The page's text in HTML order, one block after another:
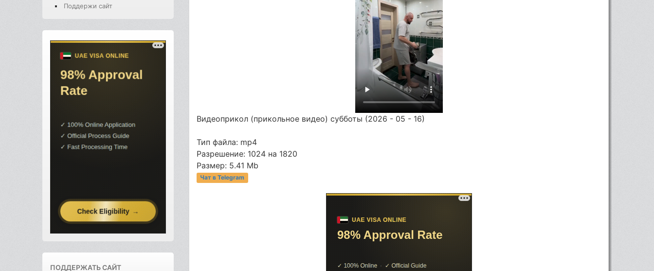
Поддержи сайт
ПОДДЕРЖАТЬ САЙТ
Видеоприкол (прикольное видео) субботы (2026 - 05 - 16)
Тип файла: mp4
Разрешение: 1024 на 1820
Размер: 5.41 Mb
Чат в Telegram